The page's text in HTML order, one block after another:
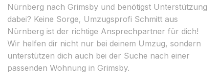
Nürnberg nach Grimsby und benötigst Unterstützung
dabei? Keine Sorge, Umzugsprofi Schmitt aus
Nürnberg ist der richtige Ansprechpartner für dich!
Wir helfen dir nicht nur bei deinem Umzug, sondern
unterstützen dich auch bei der Suche nach einer
passenden Wohnung in Grimsby.